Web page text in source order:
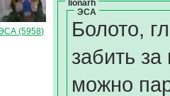
(5958)
lionarh
ЭСА
Болото,
забить
можно